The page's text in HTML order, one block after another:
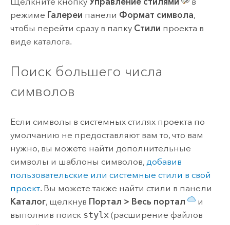
режиме Галереи панели Формат символа,
чтобы перейти сразу в папку Стили проекта в
виде каталога.
Поиск большего числа
символов
Если символы в системных стилях проекта по
умолчанию не предоставляют вам то, что вам
нужно, вы можете найти дополнительные
символы и шаблоны символов, добавив
пользовательские или системные стили в свой
проект. Вы можете также найти стили в панели
Каталог, щелкнув Портал > Весь портал
и
выполнив поиск stylx (расширение файлов